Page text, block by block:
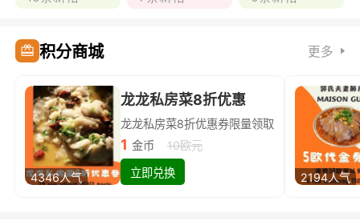
积分商城 更多
4346人气
龙龙私房菜8折优惠
龙龙私房菜8折优惠券限量领取
1 金币
10欧元
立即兑换
2194人气